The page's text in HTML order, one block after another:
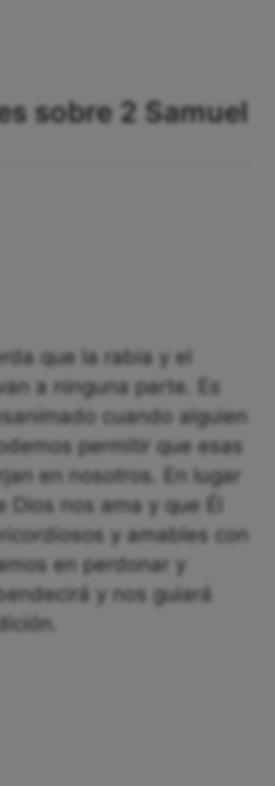
sobre 2 Samuel
que la rabia y el
a ninguna parte. Es
cuando alguien
permitir que esas
en nosotros. En lugar
nos ama y que Él
y amables con
en perdonar y
y nos guiará